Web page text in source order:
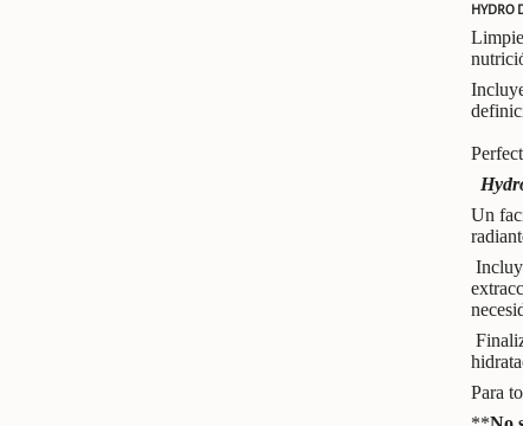
HYDRO
Un
Para